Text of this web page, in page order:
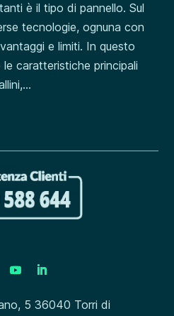
è il tipo di pannello. Sul
tecnologie, ognuna con
e limiti. In questo
caratteristiche principali
5 36040 Torri di